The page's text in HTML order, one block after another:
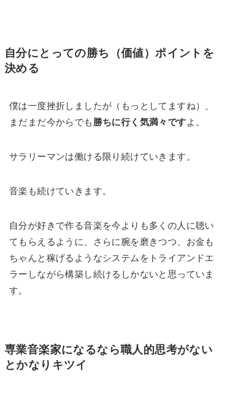
自分にとっての勝ち（価値）ポイントを
決める
僕は一度挫折しましたが（もっとしてますね）、
まだまだ今からでも 勝ちに行く気満々ですよ。
サラリーマンは働ける限り続けていきます。
音楽も続けていきます。
自分が好きで作る音楽を今よりも多くの人に聴い
てもらえるように、さらに腕を磨きつつ、お金も
ちゃんと稼げるようなシステムをトライアンドエ
ラーしながら構築し続けるしかないと思っていま
す。
専業音楽家になるなら職人的思考がない
とかなりキツイ